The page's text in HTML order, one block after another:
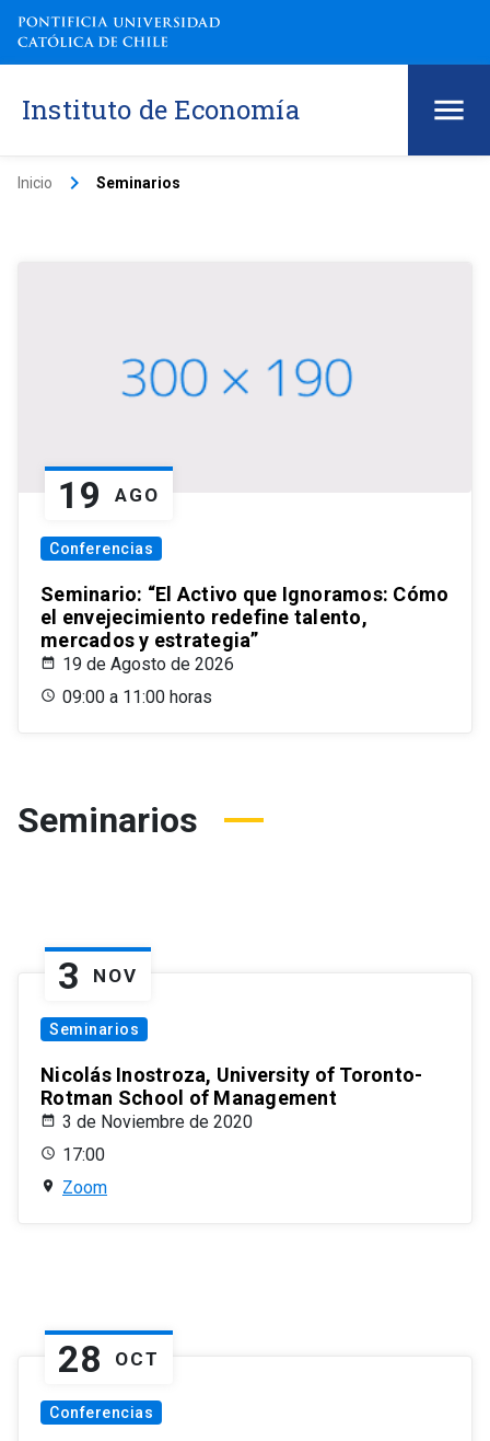
Instituto de Economía
Inicio keyboard_arrow_right Seminarios
19 AGO
Conferencias
Seminario: “El Activo que Ignoramos: Cómo
el envejecimiento redefine talento,
mercados y estrategia”
19 de Agosto de 2026
09:00 a 11:00 horas
Seminarios
3 NOV
Seminarios
Nicolás Inostroza, University of Toronto-
Rotman School of Management
3 de Noviembre de 2020
17:00
Zoom
28 OCT
Conferencias